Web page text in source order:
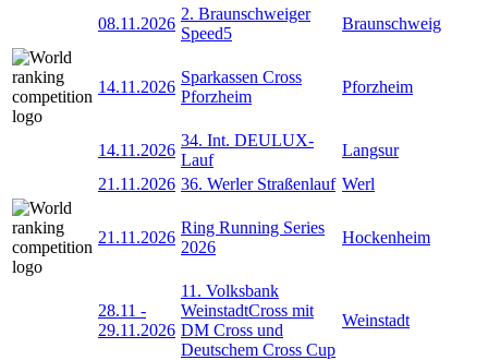
08.11.2026
2. Braunschweiger
Speed5
Braunschweig
14.11.2026
Sparkassen Cross
Pforzheim
Pforzheim
14.11.2026
34. Int. DEULUX-
Lauf
Langsur
21.11.2026 36. Werler Straßenlauf Werl
21.11.2026
Ring Running Series
2026
Hockenheim
28.11 -
29.11.2026
11. Volksbank
WeinstadtCross mit
DM Cross und
Deutschem Cross Cup
Weinstadt